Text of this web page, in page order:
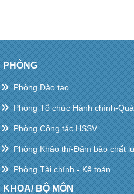
PHÒNG
Phòng Đào tạo
Phòng Tổ chức Hành chính-
Phòng Công tác HSSV
Phòng Khảo thí-Đảm bảo chất
Phòng Tài chính - Kế toán
KHOA/ BỘ MÔN